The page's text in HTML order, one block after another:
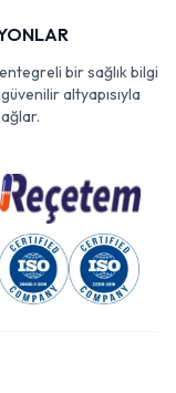
bir sağlık bilgi
altyapısıyla